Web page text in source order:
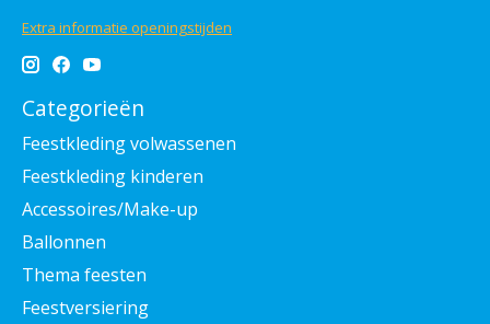
Extra informatie openingstijden
Categorieën
Feestkleding volwassenen
Feestkleding kinderen
Accessoires/Make-up
Ballonnen
Thema feesten
Feestversiering